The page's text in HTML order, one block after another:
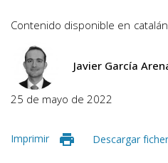
Contenido disponible en catalán
Javier García
25 de mayo de 2022
Imprimir Descargar